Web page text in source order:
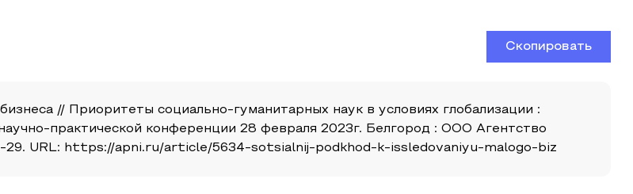
Скопировать
// Приоритеты социально-гуманитарных наук в условиях глобализации :
практической конференции 28 февраля 2023г. Белгород : ООО Агентство
29. URL: https://apni.ru/article/5634-sotsialnij-podkhod-k-issledovaniyu-malogo-biz